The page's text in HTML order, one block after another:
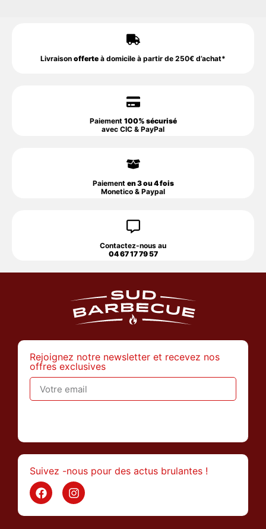
Livraison offerte à domicile à partir de 250€ d’achat*
Paiement 100% sécurisé
avec CIC & PayPal
Paiement en 3 ou 4 fois
Monetico & Paypal
Contactez-nous au
04 67 17 79 57
Rejoignez notre newsletter et recevez nos
offres exclusives
Suivez -nous pour des actus brulantes !